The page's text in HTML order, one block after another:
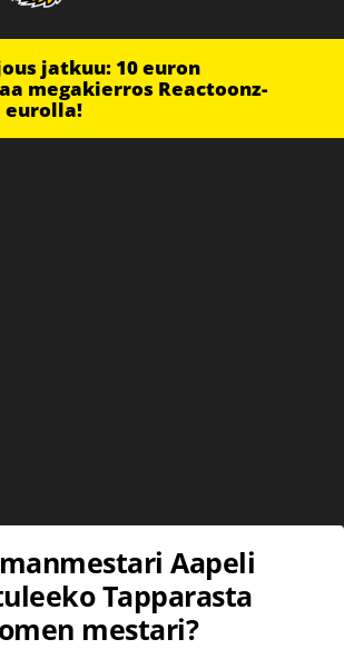
jatkuu: 10 euron
megakierros Reactoonz-
eurolla!
Aapeli
Tapparasta
mestari?